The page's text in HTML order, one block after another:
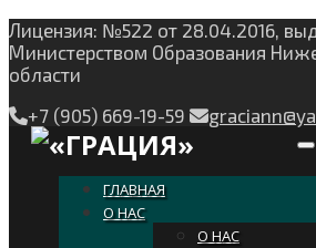
Лицензия: №522 от 28.04.2016,
Министерством Образования
области
+7 (905) 669-19-59
ГЛАВНАЯ
О НАС
О НАС